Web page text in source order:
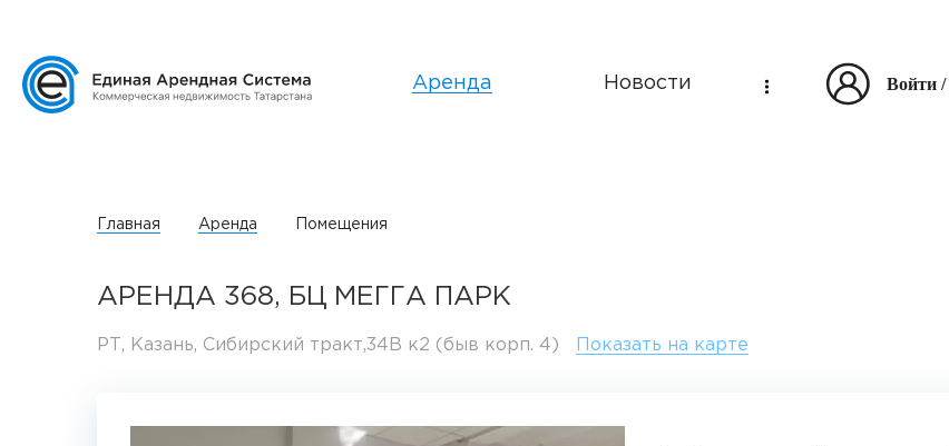
Аренда Новости Войти /
Главная Аренда Помещения
АРЕНДА 368, БЦ МЕГГА ПАРК
РТ, Казань, Сибирский тракт,34В к2 (быв корп. 4) Показать на карте